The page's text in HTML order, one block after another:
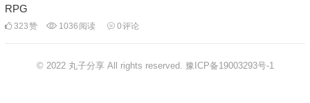
RPG
323赞 1036 阅读 0评论
© 2022 丸子分享 All rights reserved. 豫ICP备19003293号-1